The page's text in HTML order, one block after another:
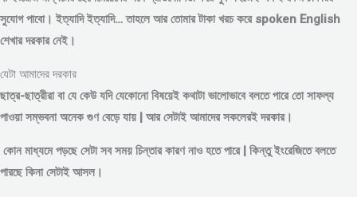
সুযোগ পাবো। ইত্যাদি ইত্যাদি… তাহলে আর তোমার টাকা খরচ করে spoken English
শেখার দরকার নেই।
যেটা আমাদের দরকার
ছাত্র-ছাত্রীরা বা যে কেউ যদি যেকোনো বিষয়েই কথাটা ভালোভাবে বলতে পারে তো সাফল্য
পাওয়া সম্ভবনা অনেক গুণ বেড়ে যায় | আর সেটাই আমাদের সকলেরই দরকার।
কোন মাধ্যমে পড়ছে সেটা সব সময় চিন্তার কারণ নাও হতে পারে | কিন্তু ইংরেজিতে বলতে
পারছে কিনা সেটাই আসল।